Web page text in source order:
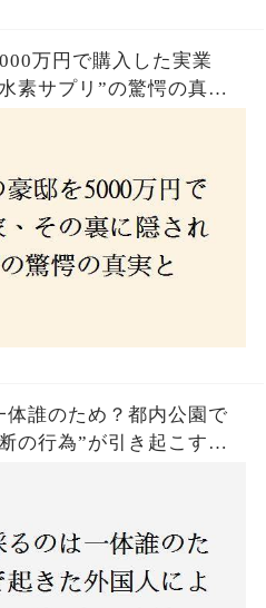
万円で購入した実業
素サプリ”の驚愕の真実
誰のため？都内公園で
の行為”が引き起こす論